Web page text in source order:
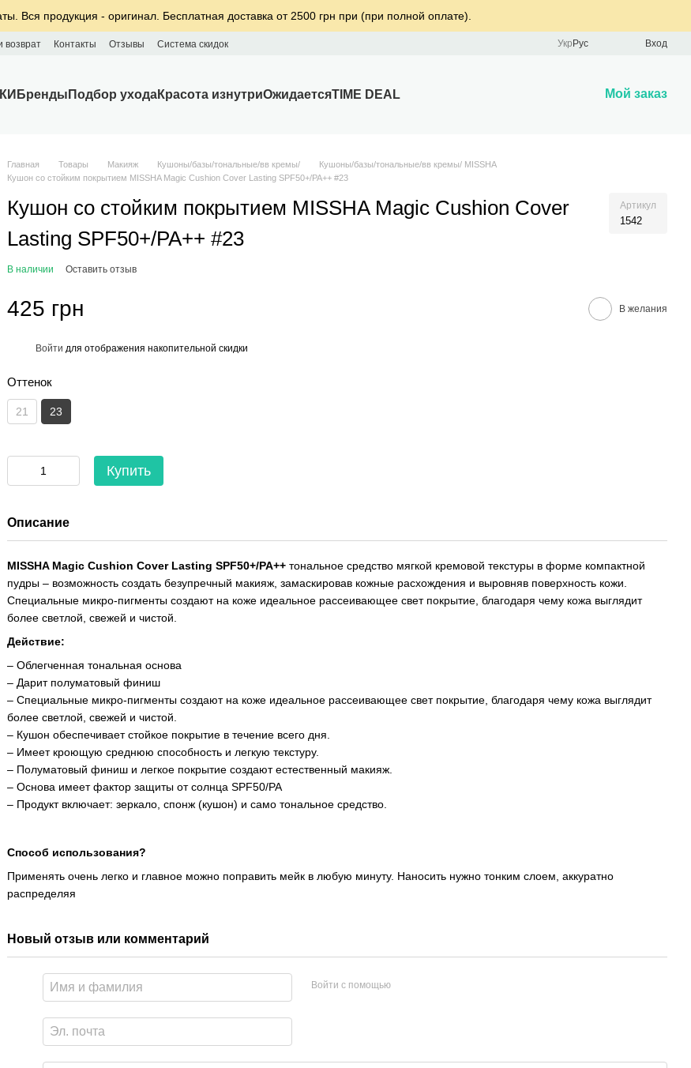
Вся продукция - оригинал. Бесплатная доставка от 2500 грн при (при полной оплате).
возврат Контакты Отзывы Система скидок Укр Рус Вход
Бренды Подбор уходаКрасота изнутриОжидаетсяTIME DEAL Мой заказ
Главная Товары Макияж Кушоны/базы/тональные/вв кремы/
Кушоны/базы/тональные/вв кремы/ MISSHA
Кушон со стойким покрытием MISSHA Magic Cushion Cover Lasting SPF50+/PA++ #23
Кушон со стойким покрытием MISSHA Magic Cushion Cover
Lasting SPF50+/PA++ #23
Артикул
1542
В наличии Оставить отзыв
425 грн В желания
Войти для отображения накопительной скидки
Оттенок
21 23
Купить
Описание
MISSHA Magic Cushion Cover Lasting SPF50+/PA++ тональное средство мягкой кремовой текстуры в форме компактной
пудры – возможность создать безупречный макияж, замаскировав кожные расхождения и выровняв поверхность кожи.
Специальные микро-пигменты создают на коже идеальное рассеивающее свет покрытие, благодаря чему кожа выглядит
более светлой, свежей и чистой.
Действие:
– Облегченная тональная основа
– Дарит полуматовый финиш
– Специальные микро-пигменты создают на коже идеальное рассеивающее свет покрытие, благодаря чему кожа выглядит
более светлой, свежей и чистой.
– Кушон обеспечивает стойкое покрытие в течение всего дня.
– Имеет кроющую среднюю способность и легкую текстуру.
– Полуматовый финиш и легкое покрытие создают естественный макияж.
– Основа имеет фактор защиты от солнца SPF50/PA
– Продукт включает: зеркало, спонж (кушон) и само тональное средство.
Способ использования?
Применять очень легко и главное можно поправить мейк в любую минуту. Наносить нужно тонким слоем, аккуратно
распределяя
Новый отзыв или комментарий
Войти с помощью